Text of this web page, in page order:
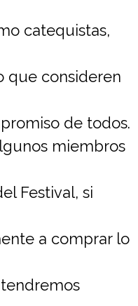
catequistas,
que consideren
de todos.
miembros
Festival, si
a comprar lo